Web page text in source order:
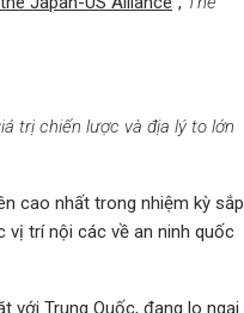
trị chiến lược và địa lý to lớn
cao nhất trong nhiệm kỳ sắp
vị trí nội các về an ninh quốc
với Trung Quốc, đang lo ngại